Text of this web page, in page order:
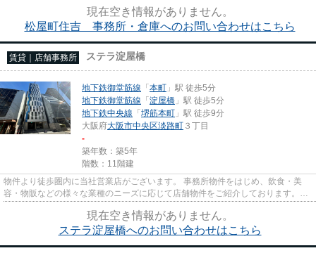
現在空き情報がありません。
松屋町住吉 事務所・倉庫へのお問い合わせはこちら
賃貸｜店舗事務所 ステラ淀屋橋
地下鉄御堂筋線 「本町 」駅 徒歩5分
地下鉄御堂筋線 「淀屋橋 」駅 徒歩5分
地下鉄中央線 「堺筋本町 」駅 徒歩9分
大阪府大阪市中央区淡路町 ３丁目
-
築年数：築5年
階数：11階建
物件より徒歩圏内に当社営業店がございます。 事務所物件をはじめ、飲食・美
容・物販などの様々な業種のニーズに応じて店舗物件をご紹介しております。
尚、弊社ではおとり広告は一切...
現在空き情報がありません。
ステラ淀屋橋へのお問い合わせはこちら